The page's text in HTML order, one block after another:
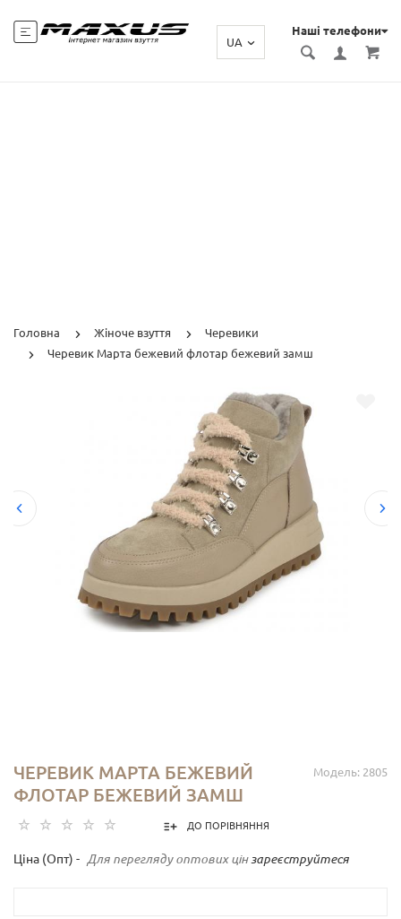
Наші телефони
UA
Головна Жіноче взуття
Черевики
Черевик Марта бежевий флотар бежевий замш
Модель: 2805
ЧЕРЕВИК МАРТА БЕЖЕВИЙ
ФЛОТАР БЕЖЕВИЙ ЗАМШ
ДО ПОРІВНЯННЯ
Ціна (Опт) - Для перегляду оптових цін зареєструйтеся